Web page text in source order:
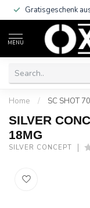
Gratisgeschenk
MENU
Home / SC SHOT
SILVER
18MG
SILVER CONCEPT